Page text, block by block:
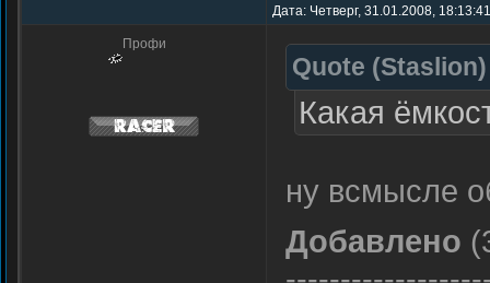
Дата: Четверг, 31.01.2008,
Профи
Quote (Staslion)
Какая
ну всмысле
Добавлено